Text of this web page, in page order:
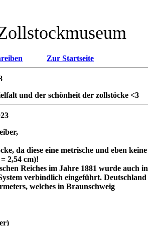
Zur Startseite
und der schönheit der zollstöcke <3
da diese eine metrische und eben keine
2,54 cm)!
Reiches im Jahre 1881 wurde auch in
verbindlich eingeführt. Deutschland
welches in Braunschweig